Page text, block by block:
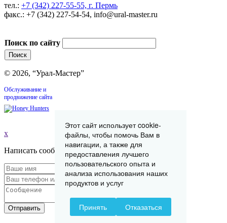
тел.: +7 (342) 227-55-55, г. Пермь
факс.: +7 (342) 227-54-54, info@ural-master.ru
Поиск по сайту
© 2026, “Урал-Мастер”
Обслуживание и
продвижение сайта
x
Написать сообщение
Отправить
Этот сайт использует cookie-
файлы, чтобы помочь Вам в
навигации, а также для
предоставления лучшего
пользовательского опыта и
анализа использования наших
продуктов и услуг
Принять Отказаться